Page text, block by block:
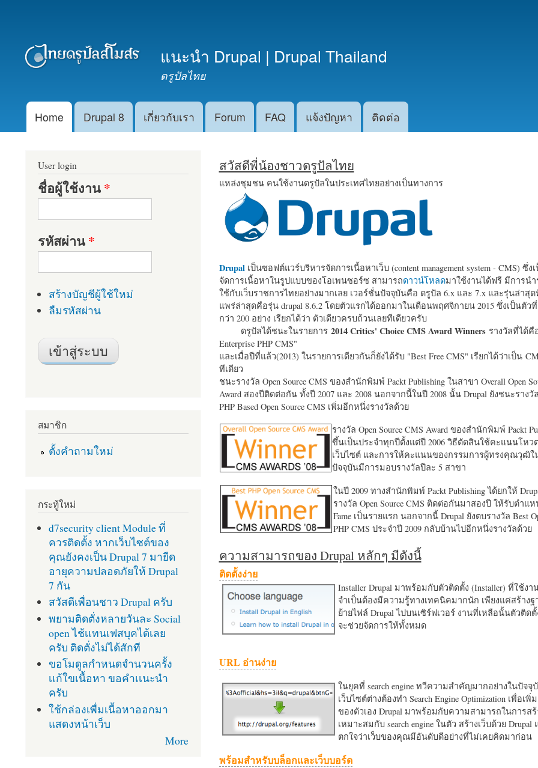
หลัก
แนะนำ Drupal | Drupal Thailand
ดรูปัลไทย
Main menu
Home Drupal 8 เกี่ยวกับเรา Forum FAQ แจ้งปัญหา ติดต่อ
สวัสดีพี่น้องชาวดรูปัลไทย
แหล่งชุมชน คนใช้งานดรูปัลในประเทศไทยอย่างเป็นทางการ
Drupalเป็นซอฟต์แวร์บริหารจัดการเนื้อหาเว็บ (content management system - CMS) ซึ่ง
จัดการเนื้อหาในรูปแบบของโอเพนซอร์ซ สามารถดาวน์โหลดมาใช้งานได้ฟรี มีการน
ใช้กับเว็บราชการไทยอย่างมากเลย เวอร์ชั่นปัจจุบันคือ ดรูปัล 6.x และ 7.x และรุ่นล่าสุด
แพร่ล่าสุดคือรุ่น drupal 8.6.2 โดยตัวแรกได้ออกมาในเดือนพฤศจิกายน 2015 ซึ่งเป็นตั
กว่า 200 อย่าง เรียกได้ว่า ตัวเดียวครบถ้วนเลยทีเดียวครับ
ดรูปัลได้ชนะในรายการ 2014 Critics' Choice CMS Award Winners รางวัลที่ได้คื
Enterprise PHP CMS"
และเมื่อปีที่แล้ว(2013) ในรายการเดียวกันก็ยังได้รับ "Best Free CMS" เรียกได้ว่าเป็น
ทีเดียว
ชนะรางวัล Open Source CMS ของสำนักพิมพ์ Packt Publishing ในสาขา Overall Open
Award สองปีติดต่อกัน ทั้งปี 2007 และ 2008 นอกจากนี้ในปี 2008 นั้น Drupal ยังชนะรางวั
PHP Based Open Source CMS เพิ่มอีกหนึ่งรางวัลด้วย
รางวัล Open Source CMS Award ของสำนักพิมพ์ Packt
ขึ้นเป็นประจำทุกปีตั้งแต่ปี 2006 วิธีตัดสินใช้คะแนนโหว
เว็บไซต์ และการให้คะแนนของกรรมการผู้ทรงคุณวุฒิใ
ปัจจุบันมีการมอบรางวัลปีละ 5 สาขา
ในปี 2009 ทางสำนักพิมพ์ Packt Publishing ได้ยกให้
รางวัล Open Source CMS ติดต่อกันมาสองปี ให้รับตำแ
Fame เป็นรายแรก นอกจากนี้ Drupal ยังตบรางวัล Best
PHP CMS ประจำปี 2009 กลับบ้านไปอีกหนึ่งรางวัลด้วย
ความสามารถของ Drupal หลักๆ มีดังนี้
ติดตั้งง่าย
Installer Drupal มาพร้อมกับตัวติดตั้ง (Installer) ที่ใช้งา
จำเป็นต้องมีความรู้ทางเทคนิคมากนัก เพียงแค่สร้าง
ย้ายไฟล์ Drupal ไปบนเซิร์ฟเวอร์ งานที่เหลือนั้นตัวติดตั้
จะช่วยจัดการให้ทั้งหมด
URL อ่านง่าย
ในยุคที่ search engine ทวีความสำคัญมากอย่างในปัจจุ
เว็บไซต์ต่างต้องทำ Search Engine Optimization เพื่อเ
ของตัวเอง Drupal มาพร้อมกับความสามารถในการสร้
เหมาะสมกับ search engine ในตัว สร้างเว็บด้วย
ตกใจว่าเว็บของคุณมีอันดับดีอย่างที่ไม่เคยคิดมาก่อน
พร้อมสำหรับบล็อกและเว็บบอร์ด
User login
ชื่อผู้ใช้งาน*
รหัสผ่าน*
สร้างบัญชีผู้ใช้ใหม่
ลืมรหัสผ่าน
สมาชิก
ตั้งคำถามใหม่
กระทู้ใหม่
d7security client Module ที่
ควรติดตั้ง หากเว็บไซต์ของ
คุณยังคงเป็น Drupal 7 มายืด
อายุความปลอดภัยให้ Drupal
7 กัน
สวัสดีเพื่อนชาว Drupal ครับ
พยามติดตั่งหลายวันละ Social
open ไช้เเทนเฟสบุคได้เลย
ครับ ติดตั่งไม่ได้สักที
ขอโมดูลกำหนดจำนวนครั้ง
เเก้ใขเนื้อหา ขอคำเเนะนำ
ครับ
ใช้กล่องเพื่มเนื้อหาออกมา
แสดงหน้าเว็บ
More